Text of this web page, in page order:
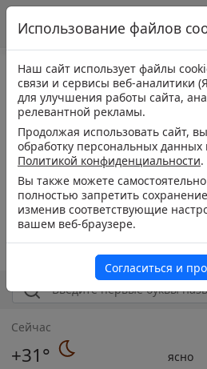
Сейчас
+31° ясно
Использование файлов
Наш сайт использует файлы
связи и сервисы веб-аналитики
для улучшения работы сайта,
релевантной рекламы.
Продолжая использовать сайт,
обработку персональных данных
Политикой конфиденциальности.
Вы также можете
полностью запретить
изменив соответствующие
вашем веб-браузере.
Согласиться и